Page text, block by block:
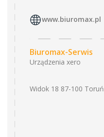
www.biuromax.pl
Biuromax-Serwis
Urządzenia xero
Widok 18 87-100 Toruń